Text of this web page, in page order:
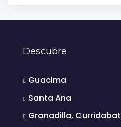
Descubre
Guacima
Santa Ana
Granadilla, Curridabat